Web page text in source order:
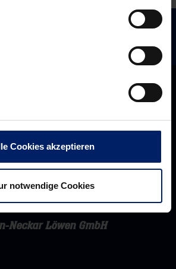
Cookies akzeptieren
notwendige Cookies
Neckar Löwen GmbH